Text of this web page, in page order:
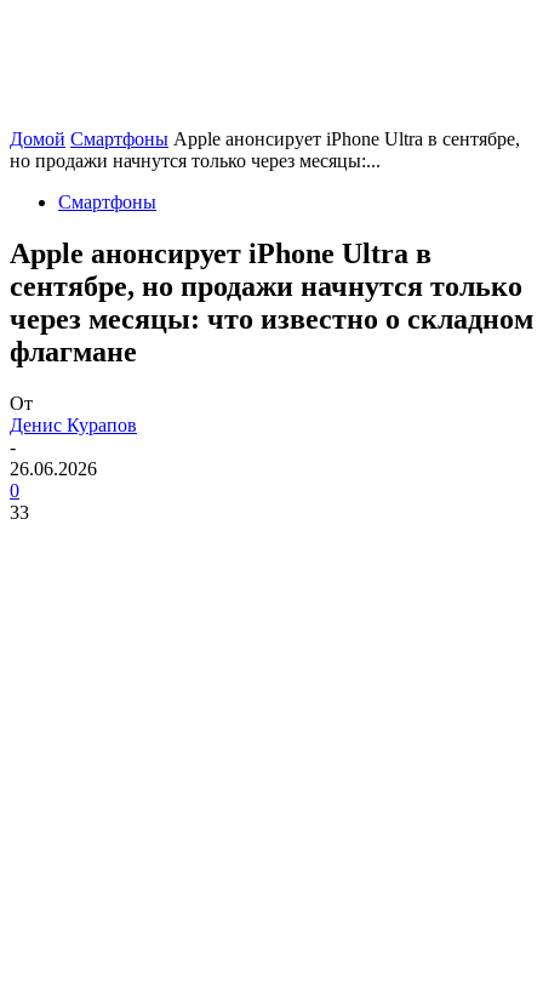
Домой Смартфоны Apple анонсирует iPhone Ultra в сентябре,
но продажи начнутся только через месяцы:...
Смартфоны
Apple анонсирует iPhone Ultra в
сентябре, но продажи начнутся только
через месяцы: что известно о складном
флагмане
От
Денис Курапов
-
26.06.2026
0
33